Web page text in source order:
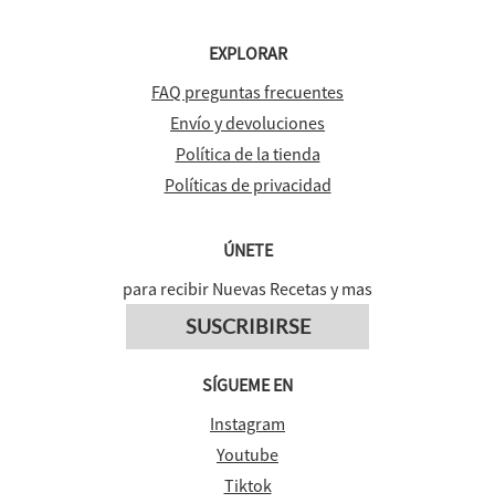
EXPLORAR
FAQ preguntas frecuentes
Envío y devoluciones
Política de la tienda
Políticas de privacidad
ÚNETE
para recibir Nuevas Recetas y mas
SUSCRIBIRSE
SÍGUEME EN
Instagram
Youtube
Tiktok